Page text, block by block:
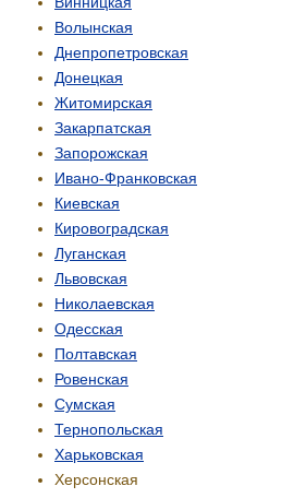
Волынская
Днепропетровская
Донецкая
Житомирская
Закарпатская
Запорожская
Ивано-Франковская
Киевская
Кировоградская
Луганская
Львовская
Николаевская
Одесская
Полтавская
Ровенская
Сумская
Тернопольская
Харьковская
Херсонская